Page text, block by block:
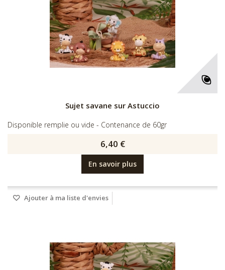
Sujet savane sur Astuccio
Disponible remplie ou vide - Contenance de 60gr
6,40 €
En savoir plus
Ajouter à ma liste d'envies